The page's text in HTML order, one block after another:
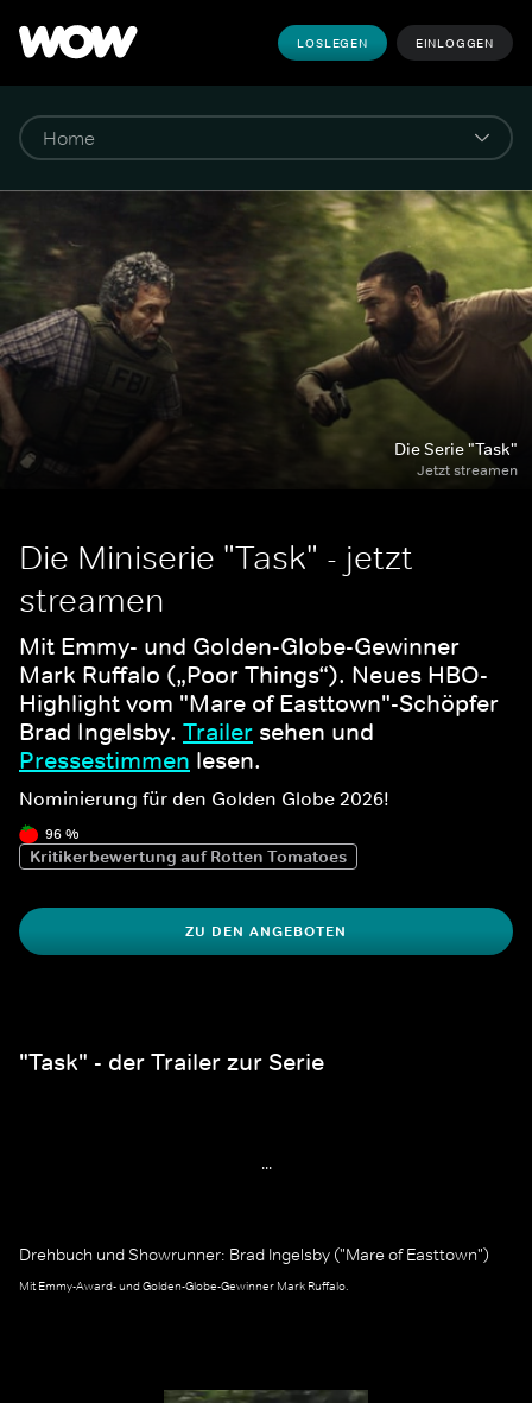
LOSLEGEN EINLOGGEN
Die Serie "Task"
Jetzt streamen
Die Miniserie "Task" - jetzt
streamen
Mit Emmy- und Golden-Globe-Gewinner
Mark Ruffalo („Poor Things“). Neues HBO-
Highlight vom "Mare of Easttown"-Schöpfer
Brad Ingelsby. Trailer sehen und
Pressestimmen lesen.
Nominierung für den Golden Globe 2026!
96 %
Kritikerbewertung auf Rotten Tomatoes
ZU DEN ANGEBOTEN
Drehbuch und Showrunner: Brad Ingelsby ("Mare of Easttown")
Mit Emmy-Award- und Golden-Globe-Gewinner Mark Ruffalo.
...
"Task" - der Trailer zur Serie